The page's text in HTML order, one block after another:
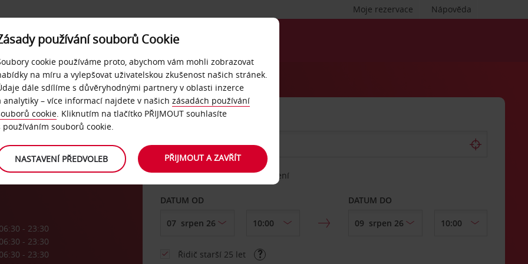
Nápověda
Moje rezervace
NAŠE SLUŽBY FIREMNÍ ZÁKAZNÍCI
06:30 - 23:30
06:30 - 23:30
06:30 - 23:30
Vyberte si jiné místo vrácení
DATUM OD DATUM DO
Řidič starší 25 let
používání souborů Cookie
cookie používáme proto, abychom vám mohli zobrazovat
na míru a vylepšovat uživatelskou zkušenost našich stránek.
dále sdílíme s důvěryhodnými partnery v oblasti inzerce
analytiky – více informací najdete v našich zásadách používání
cookie. Kliknutím na tlačítko PŘIJMOUT souhlasíte
používáním souborů cookie.
NASTAVENÍ PŘEDVOLEB PŘIJMOUT A ZAVŘÍT